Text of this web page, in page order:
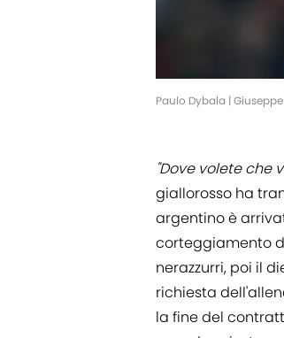
Paulo Dybala |
"Dove volete che
giallorosso ha
argentino è
corteggiamento
nerazzurri, poi il
richiesta
la fine del